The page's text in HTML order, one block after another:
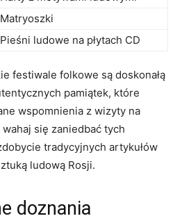
Matryoszki
Pieśni ludowe na płytach CD
festiwale folkowe są doskonałą
pamiątek,⁢ które
wspomnienia z wizyty na
się ​zaniedbać tych
tradycyjnych artykułów‍
ludową Rosji.
doznania